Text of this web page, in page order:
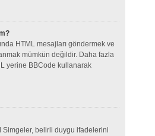
HTML mesajları göndermek ve
mümkün değildir. Daha fazla
yerine BBCode kullanarak
Simgeler, belirli duygu ifadelerini